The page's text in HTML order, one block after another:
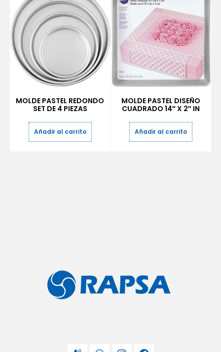
MOLDE PASTEL REDONDO
SET DE 4 PIEZAS
Añadir al carrito
MOLDE PASTEL DISEÑO
CUADRADO 14″ X 2″ IN
Añadir al carrito